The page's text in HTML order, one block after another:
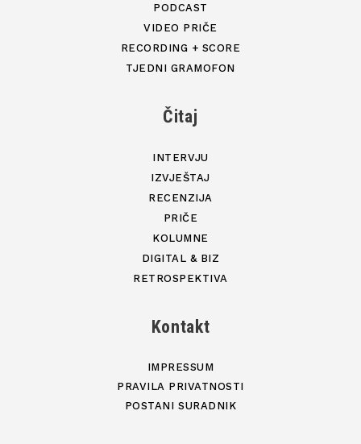
PODCAST
VIDEO PRIČE
RECORDING + SCORE
TJEDNI GRAMOFON
Čitaj
INTERVJU
IZVJEŠTAJ
RECENZIJA
PRIČE
KOLUMNE
DIGITAL & BIZ
RETROSPEKTIVA
Kontakt
IMPRESSUM
PRAVILA PRIVATNOSTI
POSTANI SURADNIK